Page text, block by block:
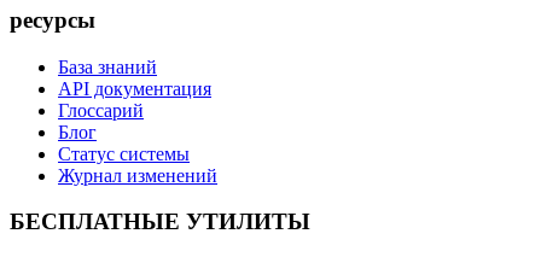
ресурсы
База знаний
API документация
Глоссарий
Блог
Статус системы
Журнал изменений
БЕСПЛАТНЫЕ УТИЛИТЫ